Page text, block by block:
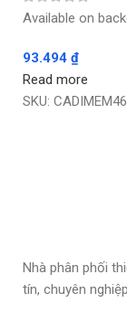
Available on
93.494 ₫
Read more
SKU: CADIMEM46
Nhà phân phối
tín, chuyên